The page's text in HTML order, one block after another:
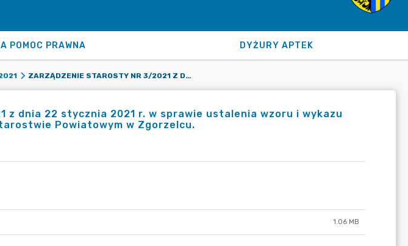
POMOC PRAWNA DYŻURY APTEK
ZARZĄDZENIE STAROSTY NR 3/2021 Z DNIA 22 STYCZNIA 2021 R. W SPRAWIE USTALENIA WZORU I WYKAZU KART USŁUG OBOWIĄZUJĄCYCH W STAROSTWIE POWIATOWYM W ZGORZELCU.
z dnia 22 stycznia 2021 r. w sprawie ustalenia wzoru i wykazu
Powiatowym w Zgorzelcu.
1.06 MB